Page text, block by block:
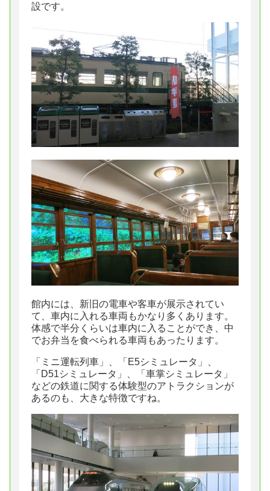
設です。
館内には、新旧の電車や客車が展示されてい
て、車内に入れる車両もかなり多くあります。
体感で半分くらいは車内に入ることができ、中
でお弁当を食べられる車両もあったります。
「ミニ運転列車」、「E5シミュレータ」、
「D51シミュレータ」、「車掌シミュレータ」
などの鉄道に関する体験型のアトラクションが
あるのも、大きな特徴ですね。